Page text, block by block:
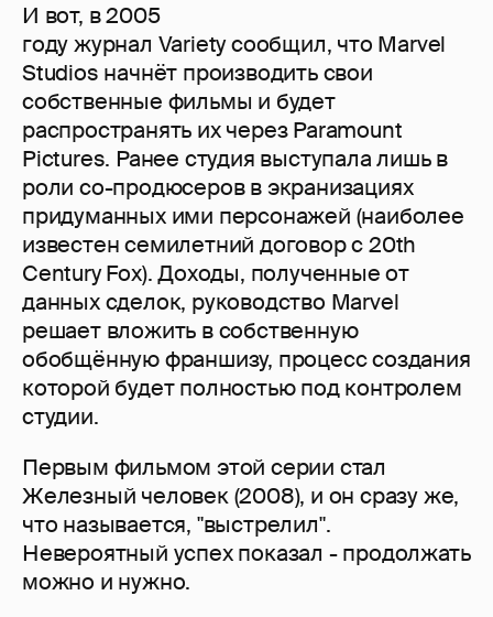
И вот, в 2005
году журнал Variety сообщил, что Marvel
Studios начнёт производить свои
собственные фильмы и будет
распространять их через Paramount
Pictures. Ранее студия выступала лишь в
роли со-продюсеров в экранизациях
придуманных ими персонажей (наиболее
известен семилетний договор с 20th
Century Fox). Доходы, полученные от
данных сделок, руководство Marvel
решает вложить в собственную
обобщённую франшизу, процесс создания
которой будет полностью под контролем
студии.
Первым фильмом этой серии стал
Железный человек (2008), и он сразу же,
что называется, "выстрелил".
Невероятный успех показал - продолжать
можно и нужно.